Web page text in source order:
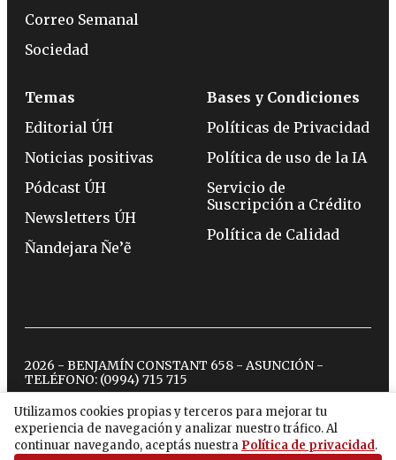
Utilizamos cookies propias y terceros para mejorar tu
experiencia de navegación y analizar nuestro tráfico. Al
continuar navegando, aceptás nuestra Política de privacidad.
Correo Semanal
Sociedad
Temas
Editorial ÚH
Noticias positivas
Pódcast ÚH
Newsletters ÚH
Ñandejara Ñe’ẽ
Bases y Condiciones
Políticas de Privacidad
Política de uso de la IA
Servicio de
Suscripción a Crédito
Política de Calidad
2026 - BENJAMÍN CONSTANT 658 - ASUNCIÓN -
TELÉFONO: (0994) 715 715
twitterinstagram
facebook
tiktokyoutubespotify